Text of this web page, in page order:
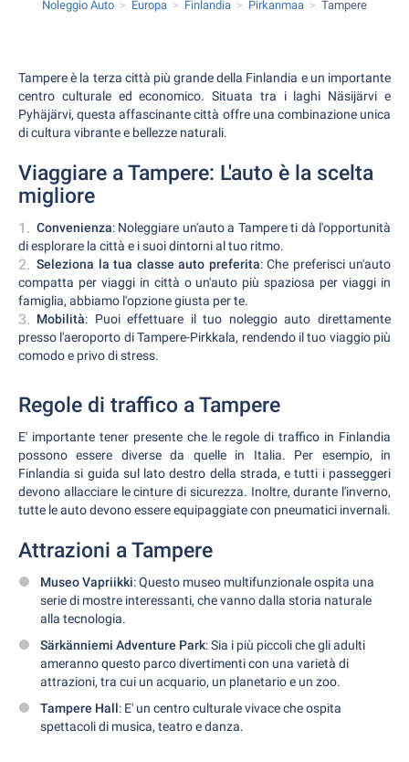
Noleggio Auto Europa Finlandia Pirkanmaa Tampere
Tampere è la terza città più grande della Finlandia e un importante
centro culturale ed economico. Situata tra i laghi Näsijärvi e
Pyhäjärvi, questa affascinante città offre una combinazione unica
di cultura vibrante e bellezze naturali.
Viaggiare a Tampere: L'auto è la scelta
migliore
Convenienza: Noleggiare un'auto a Tampere ti dà l'opportunità
di esplorare la città e i suoi dintorni al tuo ritmo.
Seleziona la tua classe auto preferita: Che preferisci un'auto
compatta per viaggi in città o un'auto più spaziosa per viaggi in
famiglia, abbiamo l'opzione giusta per te.
Mobilità: Puoi effettuare il tuo noleggio auto direttamente
presso l'aeroporto di Tampere-Pirkkala, rendendo il tuo viaggio più
comodo e privo di stress.
Regole di traffico a Tampere
E' importante tener presente che le regole di traffico in Finlandia
possono essere diverse da quelle in Italia. Per esempio, in
Finlandia si guida sul lato destro della strada, e tutti i passeggeri
devono allacciare le cinture di sicurezza. Inoltre, durante l'inverno,
tutte le auto devono essere equipaggiate con pneumatici invernali.
Attrazioni a Tampere
Museo Vapriikki: Questo museo multifunzionale ospita una
serie di mostre interessanti, che vanno dalla storia naturale
alla tecnologia.
Särkänniemi Adventure Park: Sia i più piccoli che gli adulti
ameranno questo parco divertimenti con una varietà di
attrazioni, tra cui un acquario, un planetario e un zoo.
Tampere Hall: E' un centro culturale vivace che ospita
spettacoli di musica, teatro e danza.